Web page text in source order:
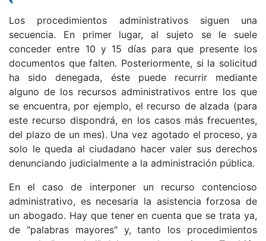
Los procedimientos administrativos siguen una
secuencia. En primer lugar, al sujeto se le suele
conceder entre 10 y 15 días para que presente los
documentos que falten. Posteriormente, si la solicitud
ha sido denegada, éste puede recurrir mediante
alguno de los recursos administrativos entre los que
se encuentra, por ejemplo, el recurso de alzada (para
este recurso dispondrá, en los casos más frecuentes,
del plazo de un mes). Una vez agotado el proceso, ya
solo le queda al ciudadano hacer valer sus derechos
denunciando judicialmente a la administración pública.
En el caso de interponer un recurso contencioso
administrativo, es necesaria la asistencia forzosa de
un abogado. Hay que tener en cuenta que se trata ya,
de "palabras mayores" y, tanto los procedimientos